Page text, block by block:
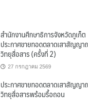
สำนักงานศึกษาธิการจังหวัดภูเก็ต
ประกาศขายทอดตลาดเสาสัญญ
วิทยุสื่อสาร (ครั้งที่ 2)
27 กรกฎาคม 2569
ประกาศขายทอดตลาดเสาสัญญ
วิทยุสื่อสารพร้อมรื้อถอน